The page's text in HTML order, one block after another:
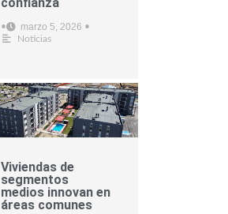
• marzo 5, 2026 •
Noticias
Viviendas de
segmentos
medios innovan en
áreas comunes